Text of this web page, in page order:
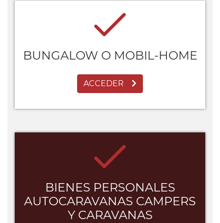
BUNGALOW O MOBIL-HOME
ACCEDER
BIENES PERSONALES
AUTOCARAVANAS CAMPERS
Y CARAVANAS